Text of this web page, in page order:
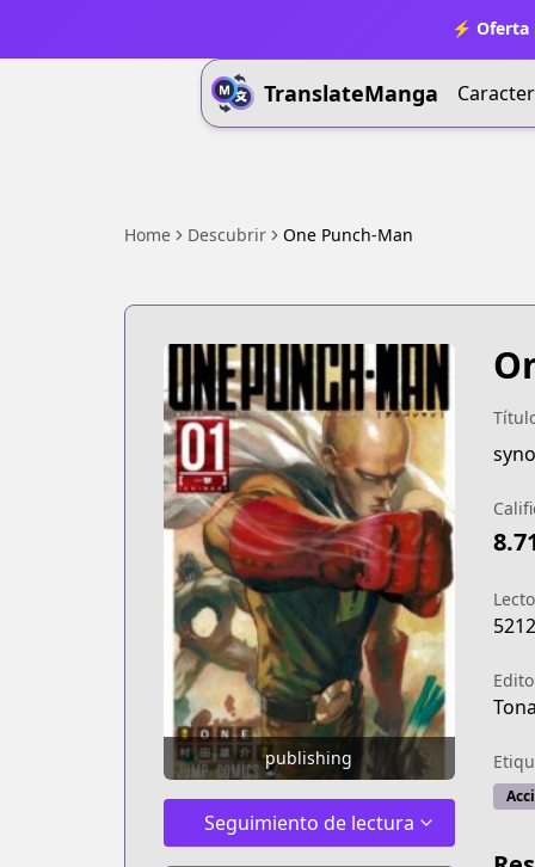
⚡
TranslateManga
Home Descubrir One Punch-Man
publishing
Seguimiento de lectura